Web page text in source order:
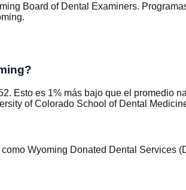
Board of Dental Examiners.
.
Esto es 1% más bajo que el
of Colorado School of Dental
Wyoming Donated Dental Services